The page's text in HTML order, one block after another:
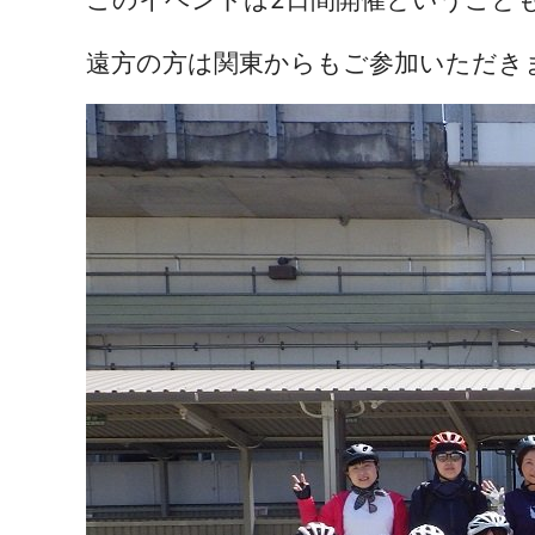
遠方の方は関東からもご参加いただき